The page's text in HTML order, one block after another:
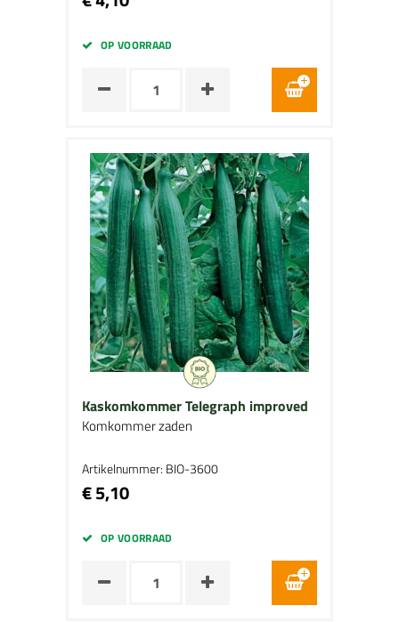
OP VOORRAAD
Kaskomkommer Telegraph improved
Komkommer zaden
Artikelnummer: BIO-3600
€ 5,10
OP VOORRAAD